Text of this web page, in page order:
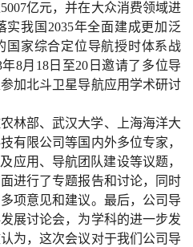
5007亿元，并在大众消费领域进
实我国 2035年全面建成更加泛
国家综合定位导航授时体系战
年8月 18日至20 日邀请了多位导
加北斗卫星导航应用学术研讨
林部、武汉大学、上海海洋大
有限公司等国内外多位专家，
应用、导航团队建设等议题，
进行了专题报告和讨论，同时
项意见和建议。最后，公司导
展讨论会，为学科的进一步发
为，这次会议对于我们公司导